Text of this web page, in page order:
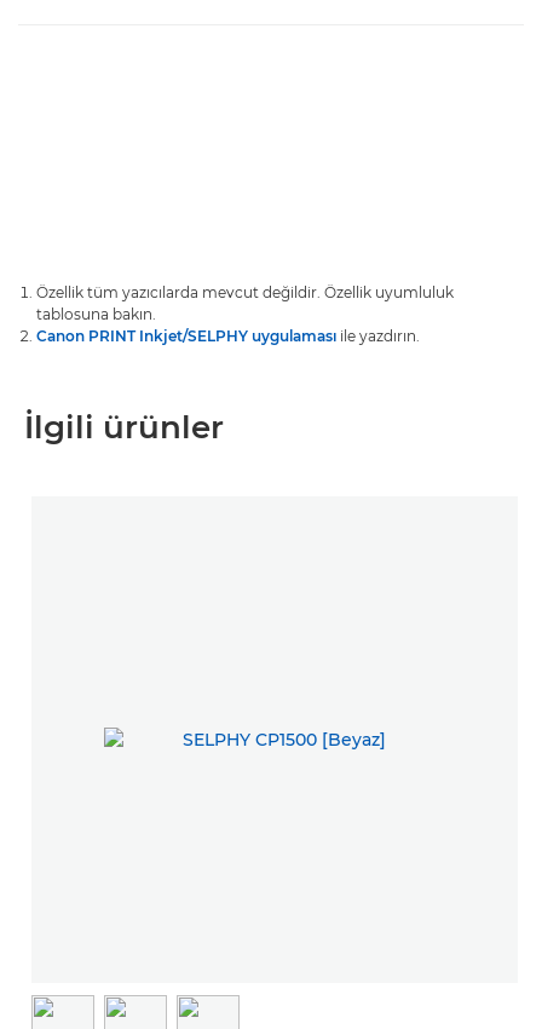
Özellik tüm yazıcılarda mevcut değildir. Özellik uyumluluk
tablosuna bakın.
Canon PRINT Inkjet/SELPHY uygulaması ile yazdırın.
İlgili ürünler